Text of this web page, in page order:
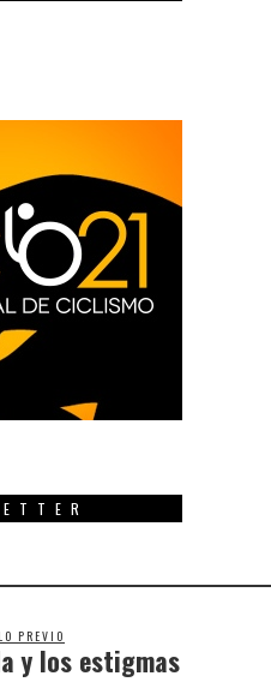
PREVIO
Previous
post:
y los estigmas